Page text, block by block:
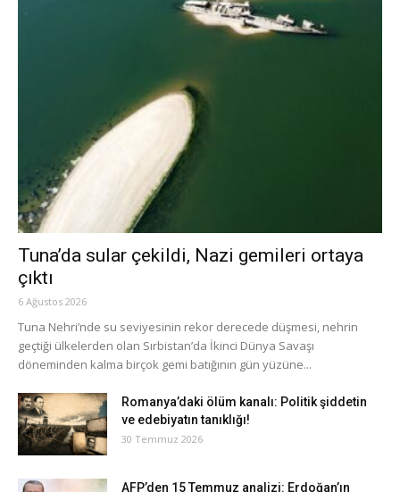
Tuna’da sular çekildi, Nazi gemileri ortaya
çıktı
6 Ağustos 2026
Tuna Nehri’nde su seviyesinin rekor derecede düşmesi, nehrin
geçtiği ülkelerden olan Sırbistan’da İkinci Dünya Savaşı
döneminden kalma birçok gemi batığının gün yüzüne...
Romanya’daki ölüm kanalı: Politik şiddetin
ve edebiyatın tanıklığı!
30 Temmuz 2026
AFP’den 15 Temmuz analizi: Erdoğan’ın